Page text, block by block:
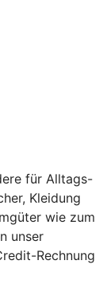
für Alltags-
Kleidung
wie zum
unser
Rechnung